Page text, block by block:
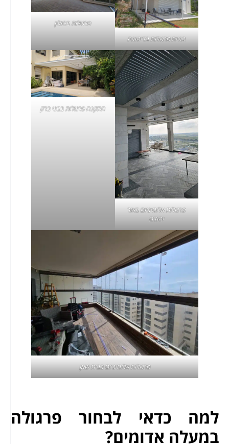
בניית פרגולות בדימונה
פרגולות בחולון
פרגולות אלומיניוםבאור
יהודה
התקנהפרגולות בבני ברק
פרגולות אלומיניום בבית שאן
למה כדאי לבחור פרגולה
במעלה אדומים?